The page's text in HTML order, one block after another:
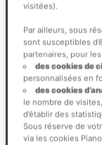
visitées).
Par ailleurs, sous
sont susceptibles
partenaires, pour
des cookies de
personnalisées en
des cookies
le nombre de
d’établir des
Sous réserve de
via les cookies